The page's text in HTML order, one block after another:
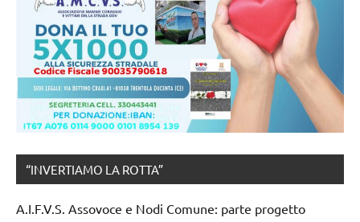
“INVERTIAMO LA ROTTA”
A.I.F.V.S. Assovoce e Nodi Comune: parte progetto